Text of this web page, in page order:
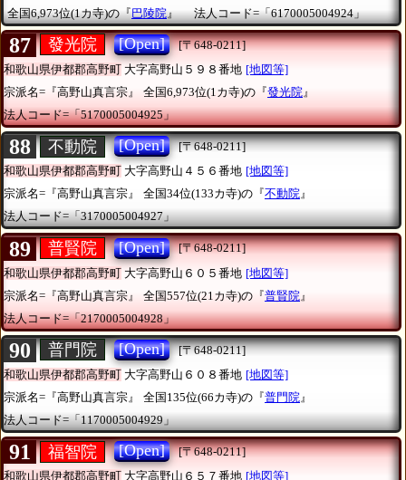
全国6,973位(1カ寺)の『巴陵院』 法人コード=「6170005004924」
87 發光院 [Open]
[〒648-0211]
和歌山県伊都郡高野町 大字高野山５９８番地 [地図等]
宗派名=『高野山真言宗』
全国6,973位(1カ寺)の『發光院 』
法人コード=「5170005004925」
88 不動院 [Open]
[〒648-0211]
和歌山県伊都郡高野町 大字高野山４５６番地 [地図等]
宗派名=『高野山真言宗』
全国34位(133カ寺)の『不動院』
法人コード=「3170005004927」
89 普賢院 [Open]
[〒648-0211]
和歌山県伊都郡高野町 大字高野山６０５番地 [地図等]
宗派名=『高野山真言宗』
全国557位(21カ寺)の『普賢院 』
法人コード=「2170005004928」
90 普門院 [Open]
[〒648-0211]
和歌山県伊都郡高野町 大字高野山６０８番地 [地図等]
宗派名=『高野山真言宗』
全国135位(66カ寺)の『普門院 』
法人コード=「1170005004929」
91 福智院 [Open]
[〒648-0211]
和歌山県伊都郡高野町 大字高野山６５７番地 [地図等]